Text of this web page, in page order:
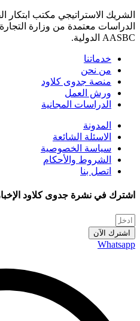
الشريك الاستراتيجي مكتب ابتكار
الدراسات معتمدة من وزارة
AASBC الدولية.
خدماتنا
من نحن
منصة جدوى كلاود
ورش العمل
الدراسات المجانية
المدونة
الاسئلة الشائعة
سياسة الخصوصية
الشروط والأحكام
اتصل بنا
اشترك في نشرة جدوى كلاود
اشترك الآن
Whatsapp